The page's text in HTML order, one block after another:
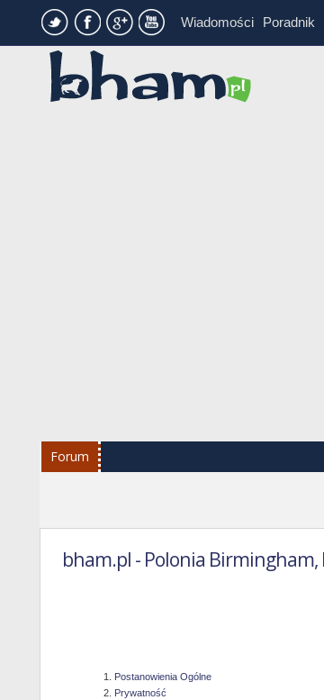
Wiadomości Poradnik
Forum
bham.pl - Polonia
Postanowienia Ogólne
Prywatność